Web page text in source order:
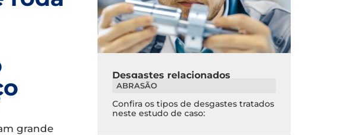
grande
Desgastes relacionados
ABRASÃO
Confira os tipos de desgastes tratados
neste estudo de caso: